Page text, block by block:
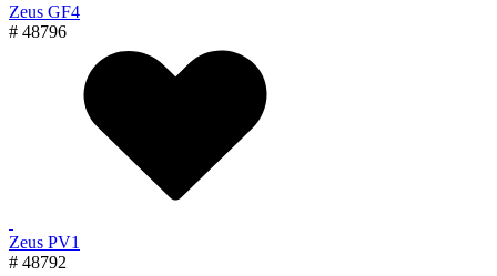
Zeus GF4
# 48796
Zeus PV1
# 48792